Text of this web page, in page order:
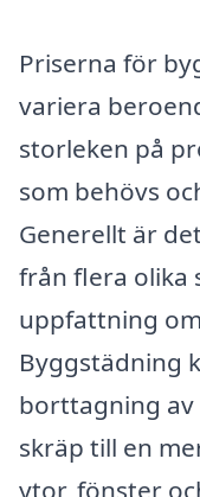
Priserna för
variera
storleken på
som behövs
Generellt är
från flera olika
uppfattning
Byggstädning
borttagning av
skräp till en
ytor, fönster